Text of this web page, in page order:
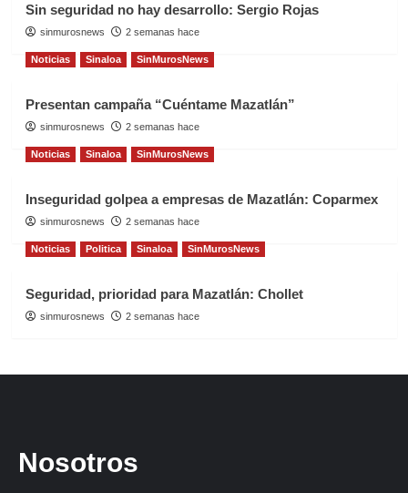
Sin seguridad no hay desarrollo: Sergio Rojas
sinmurosnews 2 semanas hace
Noticias Sinaloa SinMurosNews
Presentan campaña “Cuéntame Mazatlán”
sinmurosnews 2 semanas hace
Noticias Sinaloa SinMurosNews
Inseguridad golpea a empresas de Mazatlán: Coparmex
sinmurosnews 2 semanas hace
Noticias Politica Sinaloa SinMurosNews
Seguridad, prioridad para Mazatlán: Chollet
sinmurosnews 2 semanas hace
Nosotros